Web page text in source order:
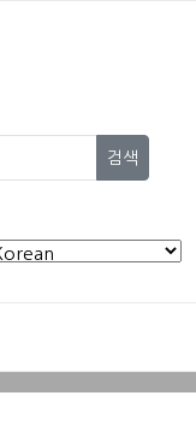
검색